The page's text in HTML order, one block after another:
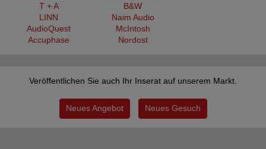
T + A
B&W
LINN
Naim Audio
AudioQuest
McIntosh
Accuphase
Nordost
Veröffentlichen Sie auch Ihr Inserat auf unserem Markt.
Neues Angebot Neues Gesuch